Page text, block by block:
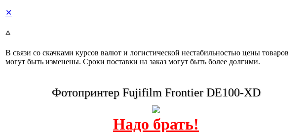
✕
⚠
В связи со скачками курсов валют и логистической нестабильностью цены товаров
могут быть изменены. Сроки поставки на заказ могут быть более долгими.
Фотопринтер Fujifilm Frontier DE100-XD